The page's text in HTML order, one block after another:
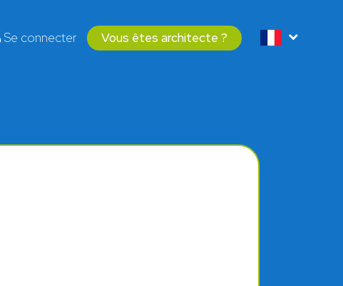
Se connecter Vous êtes architecte ?